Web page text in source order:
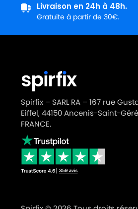
LG-GOLDSTAR
LG-GOLDSTAR
LG-GOLDSTAR
LG-GOLDSTAR
LG-GOLDSTAR
LG-GOLDSTAR
Livraison en 24h à 48h.
Gratuite à partir de 30€.
Spirfix – SARL RA – 167 rue
Eiffel, 44150 Ancenis-Saint-
FRANCE.